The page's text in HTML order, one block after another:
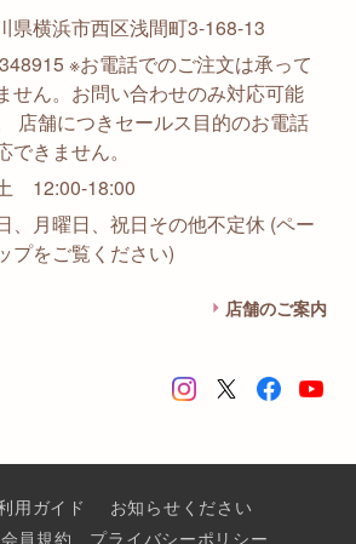
県横浜市西区浅間町3-168-13
※お電話でのご注文は承って
せん。お問い合わせのみ対応可能
店舗につきセールス目的のお電話
できません。
12:00-18:00
、月曜日、祝日その他不定休 (ペー
プをご覧ください)
店舗のご案内
用ガイド
お知らせください
会員規約 プライバシーポリシー